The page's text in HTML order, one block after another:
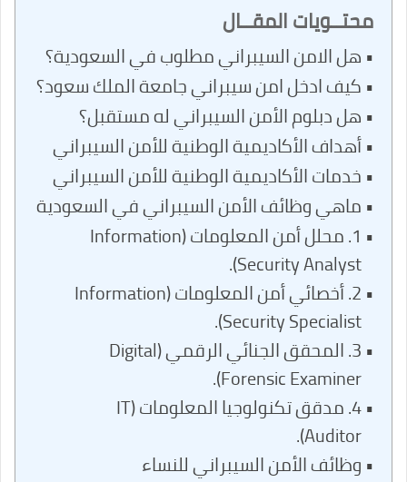
محتــويات المقــال
هل الامن السيبراني مطلوب في السعودية؟
كيف ادخل امن سيبراني جامعة الملك سعود؟
هل دبلوم الأمن السيبراني له مستقبل؟
أهداف الأكاديمية الوطنية للأمن السيبراني
خدمات الأكاديمية الوطنية للأمن السيبراني
ماهي وظائف الأمن السيبراني في السعودية
1. محلل أمن المعلومات (Information
Security Analyst).
2. أخصائي أمن المعلومات (Information
Security Specialist).
3. المحقق الجنائي الرقمي (Digital
Forensic Examiner).
4. مدقق تكنولوجيا المعلومات (IT
Auditor).
وظائف الأمن السيبراني للنساء